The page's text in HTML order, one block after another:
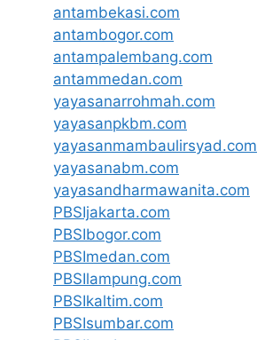
antambekasi.com
antambogor.com
antampalembang.com
antammedan.com
yayasanarrohmah.com
yayasanpkbm.com
yayasanmambaulirsyad.com
yayasanabm.com
yayasandharmawanita.com
PBSIjakarta.com
PBSIbogor.com
PBSImedan.com
PBSIlampung.com
PBSIkaltim.com
PBSIsumbar.com